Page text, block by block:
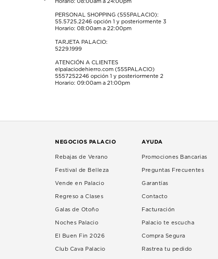
Horario: 08:00am a 24:00pm
PERSONAL SHOPPING (555PALACIO):
55.5725.2246 opción 1 y posteriormente 3
Horario: 08:00am a 22:00pm
TARJETA PALACIO:
5229.1999
ATENCIÓN A CLIENTES
elpalaciodehierro.com (555PALACIO)
5557252246 opción 1 y posteriormente 2
Horario: 09:00am a 21:00pm
NEGOCIOS PALACIO
Rebajas de Verano
Festival de Belleza
Vende en Palacio
Regreso a Clases
Galas de Otoño
Noches Palacio
El Buen Fin 2026
Club Cava Palacio
AYUDA
Promociones Bancarias
Preguntas Frecuentes
Garantías
Contacto
Facturación
Palacio te escucha
Compra Segura
Rastrea tu pedido